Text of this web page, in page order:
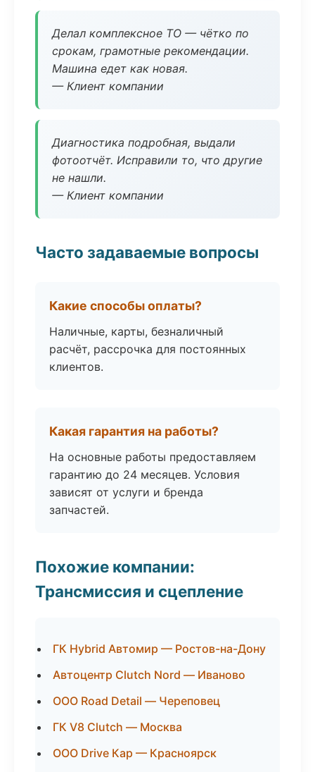
Делал комплексное ТО — чётко по
срокам, грамотные рекомендации.
Машина едет как новая.
— Клиент компании
Диагностика подробная, выдали
фотоотчёт. Исправили то, что другие
не нашли.
— Клиент компании
Часто задаваемые вопросы
Какие способы оплаты?
Наличные, карты, безналичный
расчёт, рассрочка для постоянных
клиентов.
Какая гарантия на работы?
На основные работы предоставляем
гарантию до 24 месяцев. Условия
зависят от услуги и бренда
запчастей.
Похожие компании:
Трансмиссия и сцепление
ГК Hybrid Автомир — Ростов-на-Дону
Автоцентр Clutch Nord — Иваново
ООО Road Detail — Череповец
ГК V8 Clutch — Москва
ООО Drive Кар — Красноярск